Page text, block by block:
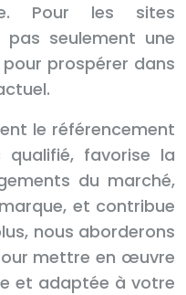
Pour les sites
pas seulement une
prospérer dans
le référencement
favorise la
du marché,
et contribue
nous aborderons
mettre en œuvre
et adaptée à votre